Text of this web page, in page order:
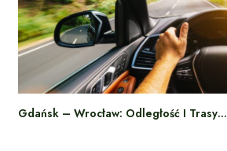
Gdańsk – Wrocław: Odległość I Trasy…